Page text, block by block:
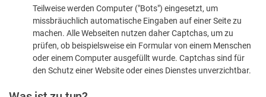
dass
Teilweise werden Computer ("Bots") eingesetzt, um
missbräuchlich automatische Eingaben auf einer Seite zu
machen. Alle Webseiten nutzen daher Captchas, um zu
prüfen, ob beispielsweise ein Formular von einem Menschen
oder einem Computer ausgefüllt wurde. Captchas sind für
den Schutz einer Website oder eines Dienstes unverzichtbar.